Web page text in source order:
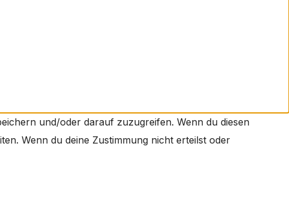
und/oder darauf zuzugreifen. Wenn du diesen
Wenn du deine Zustimmung nicht erteilst oder